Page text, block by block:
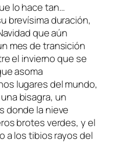
lo hace tan…
brevísima duración,
que aún
mes de transición
el invierno que se
asoma
lugares del mundo,
bisagra, un
donde la nieve
brotes verdes, y el
a los tibios rayos del